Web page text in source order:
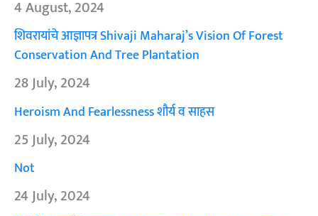
4 August, 2024
शिवरायांचे आज्ञापत्र Shivaji Maharaj’s Vision Of Forest
Conservation And Tree Plantation
28 July, 2024
Heroism And Fearlessness शौर्य व साहस
25 July, 2024
Not
24 July, 2024